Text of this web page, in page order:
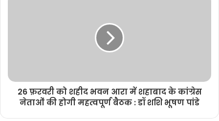
26 फ़रवरी को शहीद भवन आरा में शहाबाद के कांग्रेस
नेताओं की होगी महत्वपूर्ण बैठक : डॉ शशि भूषण पांडे